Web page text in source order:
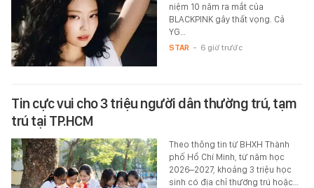
niệm 10 năm ra mắt của
BLACKPINK gây thất vọng. Cả
YG…
STAR - 6 giờ trước
Tin cực vui cho 3 triệu người dân thường trú, tạm
trú tại TP.HCM
Theo thông tin từ BHXH Thành
phố Hồ Chí Minh, từ năm học
2026–2027, khoảng 3 triệu học
sinh có địa chỉ thường trú hoặc…